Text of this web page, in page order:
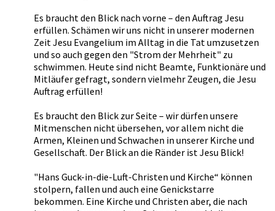
Es braucht den Blick nach vorne – den Auftrag Jesu
erfüllen. Schämen wir uns nicht in unserer modernen
Zeit Jesu Evangelium im Alltag in die Tat umzusetzen
und so auch gegen den "Strom der Mehrheit" zu
schwimmen. Heute sind nicht Beamte, Funktionäre und
Mitläufer gefragt, sondern vielmehr Zeugen, die Jesu
Auftrag erfüllen!
Es braucht den Blick zur Seite – wir dürfen unsere
Mitmenschen nicht übersehen, vor allem nicht die
Armen, Kleinen und Schwachen in unserer Kirche und
Gesellschaft. Der Blick an die Ränder ist Jesu Blick!
"Hans Guck-in-die-Luft-Christen und Kirche“ können
stolpern, fallen und auch eine Genickstarre
bekommen. Eine Kirche und Christen aber, die nach